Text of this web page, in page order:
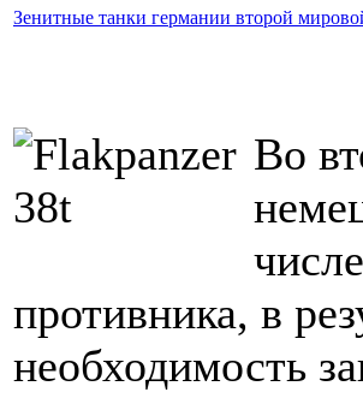
Зенитные танки германии второй
Во
противника, в
необходимость